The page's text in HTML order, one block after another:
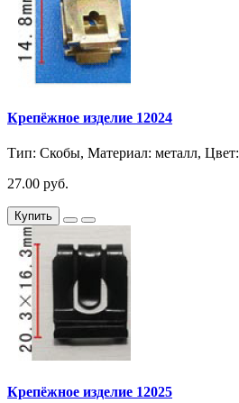
Крепёжное изделие 12024
Тип: Скобы, Материал: металл, Цвет:
27.00 руб.
Купить
Крепёжное изделие 12025